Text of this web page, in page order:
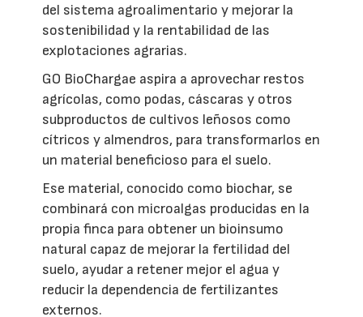
del sistema agroalimentario y mejorar la
sostenibilidad y la rentabilidad de las
explotaciones agrarias.
GO BioChargae aspira a aprovechar restos
agrícolas, como podas, cáscaras y otros
subproductos de cultivos leñosos como
cítricos y almendros, para transformarlos en
un material beneficioso para el suelo.
Ese material, conocido como biochar, se
combinará con microalgas producidas en la
propia finca para obtener un bioinsumo
natural capaz de mejorar la fertilidad del
suelo, ayudar a retener mejor el agua y
reducir la dependencia de fertilizantes
externos.